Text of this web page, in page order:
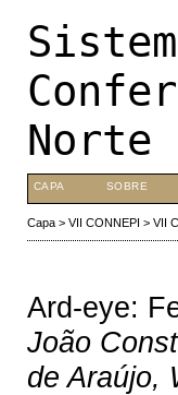
Norte
CAPA SOBRE
Capa> VII CONNEPI > VII
Ard-eye:
João
de Araújo,